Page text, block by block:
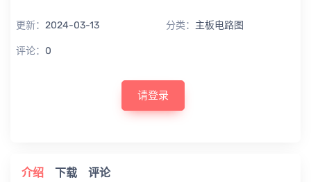
更新： 2024-03-13 分类： 主板电路图
评论： 0
请登录
介绍 下载 评论